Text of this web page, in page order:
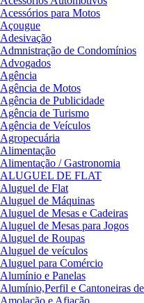
Acessórios para Motos
Açougue
Adesivação
Admnistração de Condomínios
Advogados
Agência
Agência de Motos
Agência de Publicidade
Agência de Turismo
Agência de Veículos
Agropecuária
Alimentação
Alimentação / Gastronomia
ALUGUEL DE FLAT
Aluguel de Flat
Aluguel de Máquinas
Aluguel de Mesas e Cadeiras
Aluguel de Mesas para Jogos
Aluguel de Roupas
Aluguel de veículos
Aluguel para Comércio
Alumínio e Panelas
Alumínio,Perfil e Cantoneiras
Amolação e Afiação